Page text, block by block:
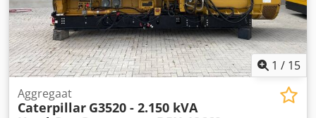
1 / 15
Aggregaat
Caterpillar G3520 - 2.150 kVA